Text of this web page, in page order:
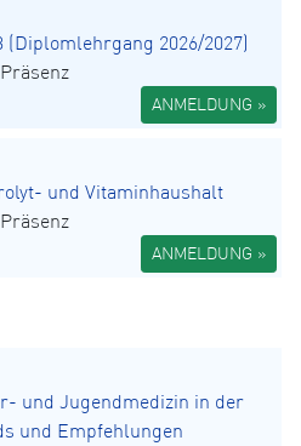
(Diplomlehrgang 2026/2027)
Präsenz
ANMELDUNG »
und Vitaminhaushalt
Präsenz
ANMELDUNG »
und Jugendmedizin in der
und Empfehlungen